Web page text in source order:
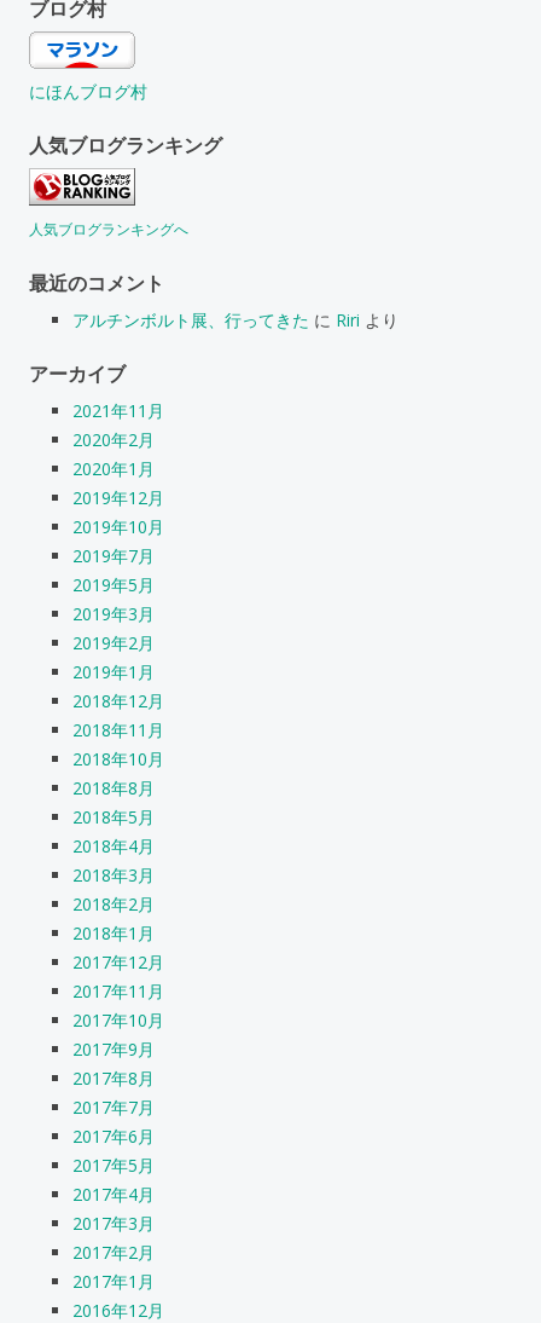
ブログ村
にほんブログ村
人気ブログランキング
人気ブログランキングへ
最近のコメント
アルチンボルト展、行ってきた に Riri より
アーカイブ
2021年11月
2020年2月
2020年1月
2019年12月
2019年10月
2019年7月
2019年5月
2019年3月
2019年2月
2019年1月
2018年12月
2018年11月
2018年10月
2018年8月
2018年5月
2018年4月
2018年3月
2018年2月
2018年1月
2017年12月
2017年11月
2017年10月
2017年9月
2017年8月
2017年7月
2017年6月
2017年5月
2017年4月
2017年3月
2017年2月
2017年1月
2016年12月